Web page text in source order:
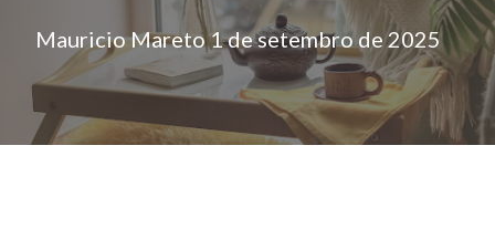
Mauricio Mareto1 de setembro de 2025